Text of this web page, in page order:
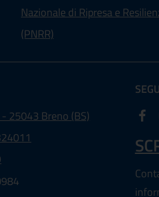
Nazionale di Ripresa e
(PNRR)
- 25043 Breno (BS) (apre in